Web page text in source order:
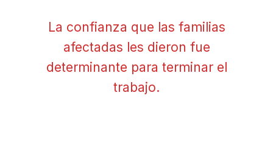
La confianza que las familias
afectadas les dieron fue
determinante para terminar el
trabajo.